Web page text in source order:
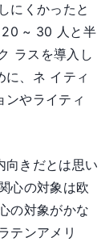
にくかったと
20 ~ 30 人と半
ラスを導入し
に、ネ イティ
ンやライティ
きだとは思い
心の対象は欧
の対象がかな
テンアメリ